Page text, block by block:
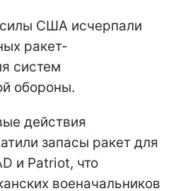
США исчерпали
ракет-
систем
обороны.
действия
запасы ракет для
и Patriot, что
военачальников